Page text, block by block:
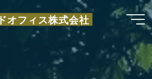
オフィス株式会社